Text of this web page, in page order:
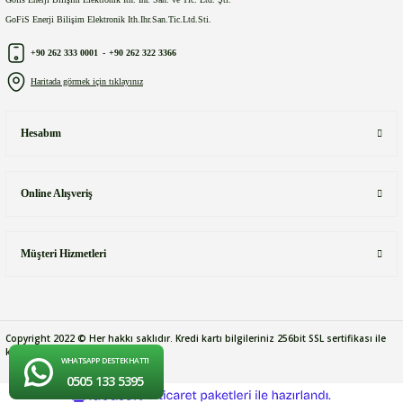
GoFiS Enerji Bilişim Elektronik Ith.Ihr.San.Tic.Ltd.Sti.
+90 262 333 0001 - +90 262 322 3366
Haritada görmek için tıklayınız
Hesabım
Online Alışveriş
Müşteri Hizmetleri
Copyright 2022 © Her hakkı saklıdır. Kredi kartı bilgileriniz 256bit SSL sertifikası ile
korunmaktadır.
WHATSAPP DESTEK HATTI
0505 133 5395
ideasoft e-